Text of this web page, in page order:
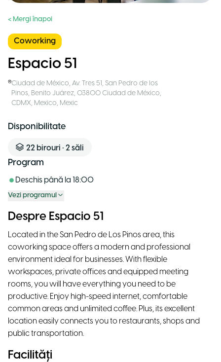
< Mergi înapoi
Coworking
Espacio 51
Ciudad de México, Av. Tres 51, San Pedro de los
Pinos, Benito Juárez, 03800 Ciudad de México,
CDMX, Mexico, Mexic
Disponibilitate
22 birouri • 2 săli
Program
Deschis până la 18:00
Vezi programul
Despre Espacio 51
Located in the San Pedro de Los Pinos area, this
coworking space offers a modern and professional
environment ideal for businesses. With flexible
workspaces, private offices and equipped meeting
rooms, you will have everything you need to be
productive. Enjoy high-speed internet, comfortable
common areas and unlimited coffee. Plus, its excellent
location easily connects you to restaurants, shops and
public transportation.
Facilități